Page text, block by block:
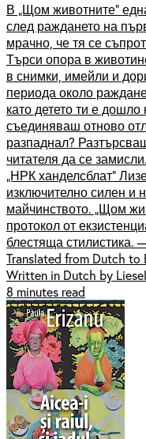
В „Щом животните”
след раждането на
мрачно, че тя се
Търси опора в
в снимки, имейли и
периода около
като детето ти е
съединяваш отново
разпаднал?
читателя да се
„НРК ханделсблат”
изключително силен
майчинството. „Щом
протокол от
блестяща стилистика.
Translated from Dutch to
Written in Dutch by
8 minutes read